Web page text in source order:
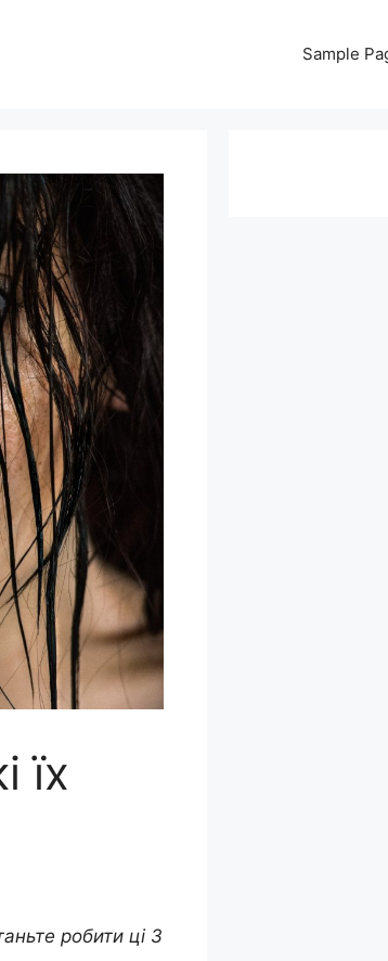
Sample
їх
робити ці 3